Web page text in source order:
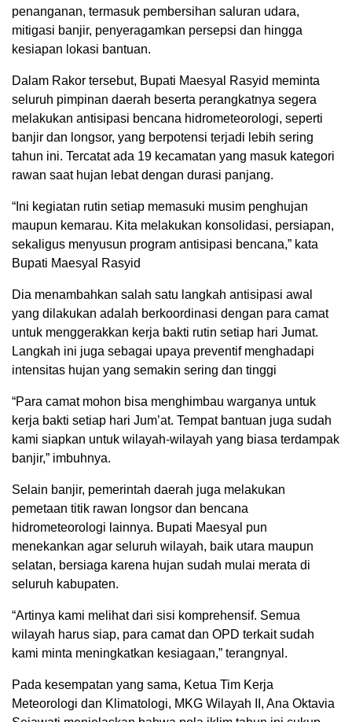
penanganan, termasuk pembersihan saluran udara,
mitigasi banjir, penyeragamkan persepsi dan hingga
kesiapan lokasi bantuan.
Dalam Rakor tersebut, Bupati Maesyal Rasyid meminta
seluruh pimpinan daerah beserta perangkatnya segera
melakukan antisipasi bencana hidrometeorologi, seperti
banjir dan longsor, yang berpotensi terjadi lebih sering
tahun ini. Tercatat ada 19 kecamatan yang masuk kategori
rawan saat hujan lebat dengan durasi panjang.
“Ini kegiatan rutin setiap memasuki musim penghujan
maupun kemarau. Kita melakukan konsolidasi, persiapan,
sekaligus menyusun program antisipasi bencana,” kata
Bupati Maesyal Rasyid
Dia menambahkan salah satu langkah antisipasi awal
yang dilakukan adalah berkoordinasi dengan para camat
untuk menggerakkan kerja bakti rutin setiap hari Jumat.
Langkah ini juga sebagai upaya preventif menghadapi
intensitas hujan yang semakin sering dan tinggi
“Para camat mohon bisa menghimbau warganya untuk
kerja bakti setiap hari Jum’at. Tempat bantuan juga sudah
kami siapkan untuk wilayah-wilayah yang biasa terdampak
banjir,” imbuhnya.
Selain banjir, pemerintah daerah juga melakukan
pemetaan titik rawan longsor dan bencana
hidrometeorologi lainnya. Bupati Maesyal pun
menekankan agar seluruh wilayah, baik utara maupun
selatan, bersiaga karena hujan sudah mulai merata di
seluruh kabupaten.
“Artinya kami melihat dari sisi komprehensif. Semua
wilayah harus siap, para camat dan OPD terkait sudah
kami minta meningkatkan kesiagaan,” terangnyal.
Pada kesempatan yang sama, Ketua Tim Kerja
Meteorologi dan Klimatologi, MKG Wilayah II, Ana Oktavia